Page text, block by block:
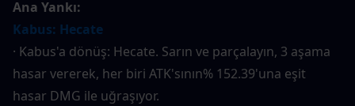
Ana Yankı:
Kabus: Hecate
· Kabus'a dönüş: Hecate. Sarın ve parçalayın, 3 aşama
hasar vererek, her biri ATK'sının% 152.39'una eşit
hasar DMG ile uğraşıyor.